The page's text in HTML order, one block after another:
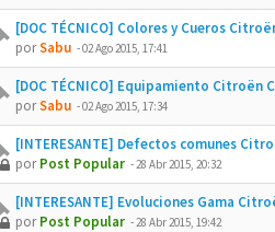
[DOC TÉCNICO] Colores y Cueros
porSabu -02 Ago 2015, 17:41
[DOC TÉCNICO] Equipamiento Citroën
porSabu -02 Ago 2015, 17:34
[INTERESANTE] Defectos comunes
porPost Popular -28 Abr 2015, 20:32
[INTERESANTE] Evoluciones Gama
porPost Popular -28 Abr 2015, 19:42